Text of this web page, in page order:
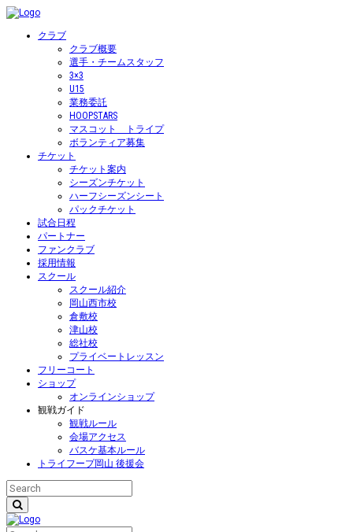
クラブ
クラブ概要
選手・チームスタッフ
3×3
U15
業務委託
HOOPSTARS
マスコット トライプ
ボランティア募集
チケット
チケット案内
シーズンチケット
ハーフシーズンシート
パックチケット
試合日程
パートナー
ファンクラブ
採用情報
スクール
スクール紹介
岡山西市校
倉敷校
津山校
総社校
プライベートレッスン
フリーコート
ショップ
オンラインショップ
観戦ガイド
観戦ルール
会場アクセス
バスケ基本ルール
トライフープ岡山 後援会